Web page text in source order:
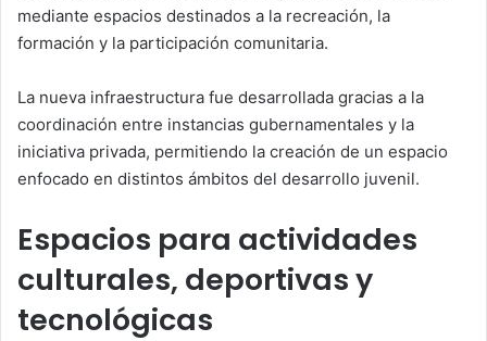
mediante espacios destinados a la recreación, la
formación y la participación comunitaria.
La nueva infraestructura fue desarrollada gracias a la
coordinación entre instancias gubernamentales y la
iniciativa privada, permitiendo la creación de un espacio
enfocado en distintos ámbitos del desarrollo juvenil.
Espacios para actividades
culturales, deportivas y
tecnológicas